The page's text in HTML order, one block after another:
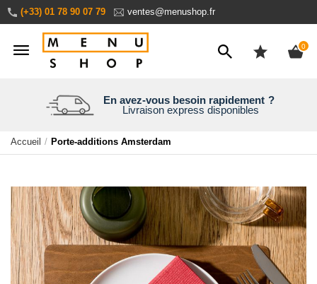
au
contenu
(+33) 01 78 90 07 79 ventes@menushop.fr
0
Personnalisez en ligne
Aperçu en temps réel
Une entreprise familiale
30 ans d’expérience
Nous expédions dans le monde entier
Demandez un devis
En avez-vous besoin rapidement ?
Livraison express disponibles
Accueil Porte-additions Amsterdam
Passer
à
la
fin
de
la
galerie
d’images